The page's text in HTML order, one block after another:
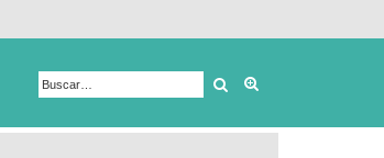
Buscar